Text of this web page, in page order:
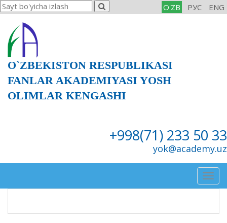
O'ZB РУС ENG
O`ZBEKISTON RESPUBLIKASI
FANLAR AKADEMIYASI YOSH
OLIMLAR KENGASHI
+998(71) 233 50 33
yok@academy.uz